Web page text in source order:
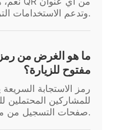
URL، وتدعم الاستخدامات الترويجية المختلفة.
ما هو الغرض من رمز
مفتوح للزيارة؟
رمز الاستجابة
للمشاركين المحتملين
صفحات التسجيل من منشور مطبوع.